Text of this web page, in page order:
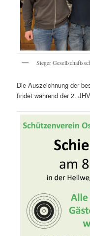
Sieger
Die Auszeichnung der
findet während der 2.